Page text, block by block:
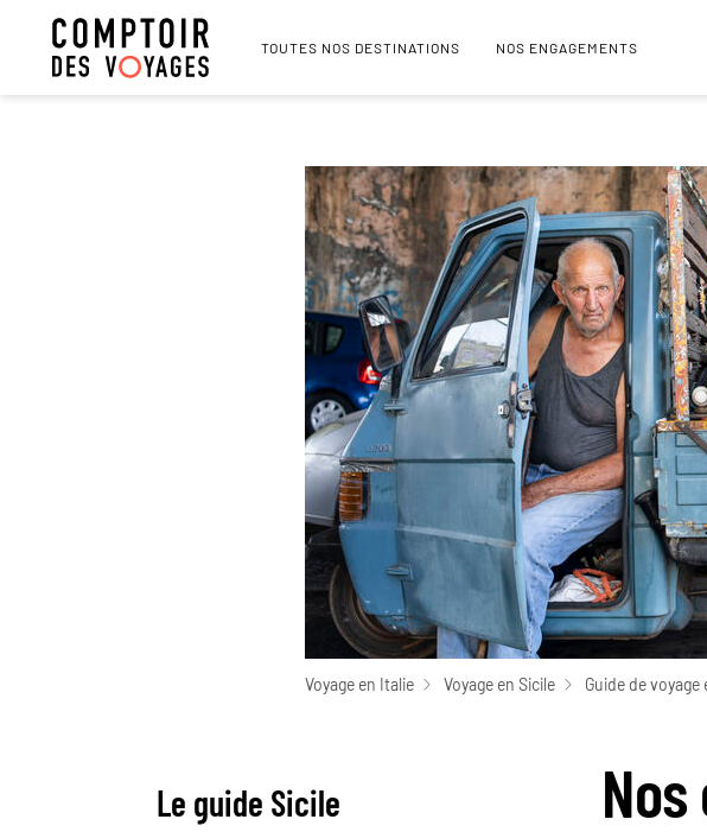
TOUTES NOS DESTINATIONS NOS ENGAGEMENTS
Voyage en Italie Voyage en Sicile Guide de voyage
Le guide Sicile